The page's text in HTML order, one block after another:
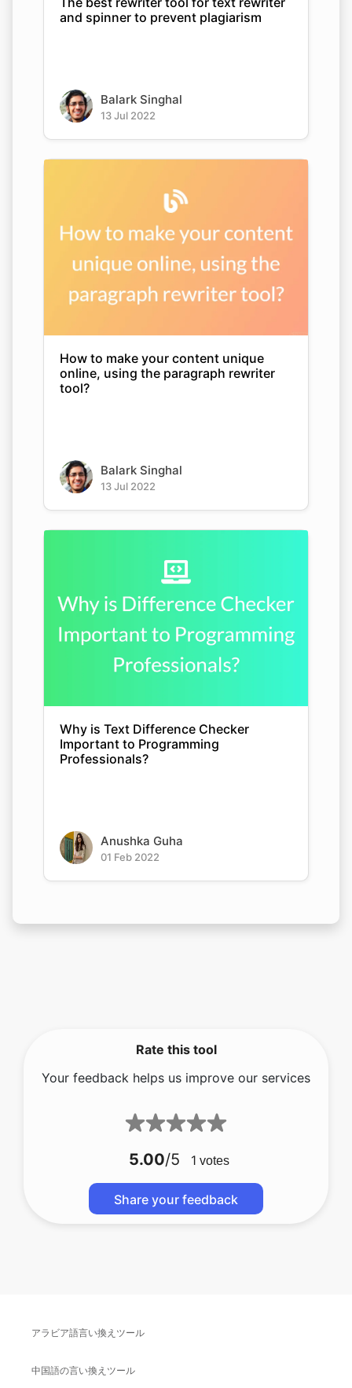
and spinner to prevent plagiarism
Balark Singhal
13 Jul 2022
How to make your content unique
online, using the paragraph rewriter
tool?
Balark Singhal
13 Jul 2022
Why is Text Difference Checker
Important to Programming
Professionals?
Anushka Guha
01 Feb 2022
Rate this tool
Your feedback helps us improve our services
5.00/5 1 votes
Share your feedback
アラビア語言い換えツール
中国語の言い換えツール